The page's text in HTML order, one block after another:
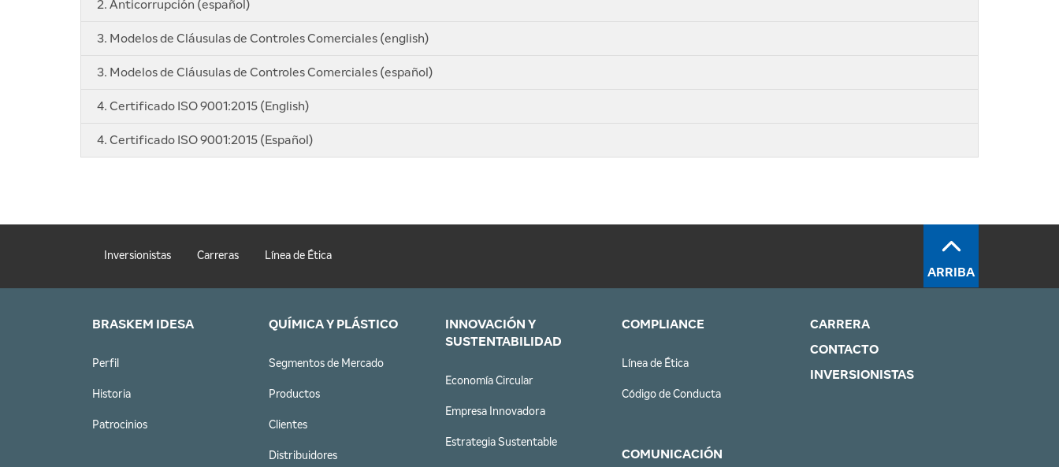
2. Anticorrupción (español)
3. Modelos de Cláusulas de Controles Comerciales (english)
3. Modelos de Cláusulas de Controles Comerciales (español)
4. Certificado ISO 9001:2015 (English)
4. Certificado ISO 9001:2015 (Español)
Inversionistas Carreras Línea de Ética
ARRIBA
BRASKEM IDESA
Perfil
Historia
Patrocinios
QUÍMICA Y PLÁSTICO
Segmentos de Mercado
Productos
Clientes
Distribuidores
INNOVACIÓN Y
SUSTENTABILIDAD
Economía Circular
Empresa Innovadora
Estrategia Sustentable
COMPLIANCE
Línea de Ética
Código de Conducta
COMUNICACIÓN
CARRERA
CONTACTO
INVERSIONISTAS